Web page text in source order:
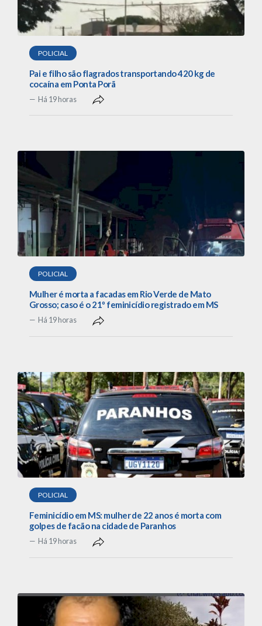
POLICIAL
Pai e filho são flagrados transportando 420 kg de
cocaína em Ponta Porã
Há 19 horas
POLICIAL
Mulher é morta a facadas em Rio Verde de Mato
Grosso; caso é o 21º feminicídio registrado em MS
Há 19 horas
POLICIAL
Feminicídio em MS: mulher de 22 anos é morta com
golpes de facão na cidade de Paranhos
Há 19 horas